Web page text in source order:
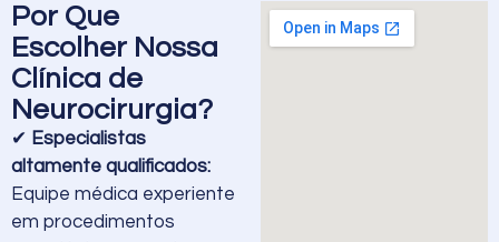
Por Que
Escolher Nossa
Clínica de
Neurocirurgia?
✔ Especialistas
altamente qualificados:
Equipe médica experiente
em procedimentos